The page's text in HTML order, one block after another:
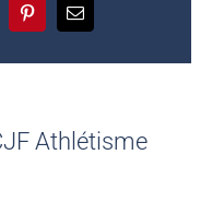
PinterestEmail
Athlétisme